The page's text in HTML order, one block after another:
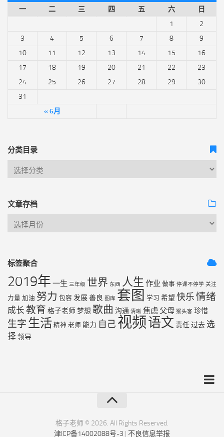
一
二 三 四 五 六 日
« 6月
1
2
3
4 5 6 7 8
9
10
11 12 13 14 15
16
17
18 19 20 21 22
23
24
25 26 27 28 29
30
31
分类目录
文章存档
标签聚合
2019年 一生 三年级 世界 东西 人生 作业 做事 停课不停学 关注
力量 加油 努力 包容 发展善良 图库 套图 学习 希望 快乐情绪
成长 教育 格子老师梦想 歌曲 沟通 清晰 焦虑 父母 猴头客 珍惜
生字 生活 精神 老师 能力 自己 视频语文 责任过去 选
择 领导
格子老师 © 2026. All Rights Reserved.
津ICP备14002088号-3 | 不良信息举报